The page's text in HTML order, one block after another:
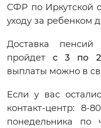
СФР по Иркутской
уходу за ребенком
Доставка
пройдет с 3 по
выплаты можно в
Если у вас
контакт-центр: 8-
понедельника